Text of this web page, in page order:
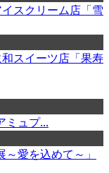
スクリーム店「雪
スイーツ店「果寿
ミュプ...
愛を込めて～」